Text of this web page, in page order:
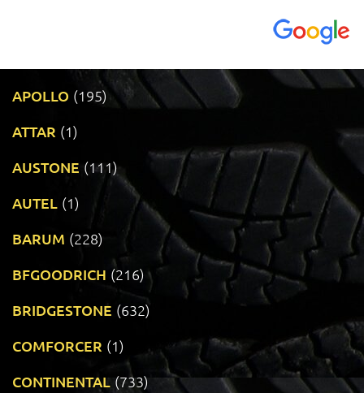
APOLLO (195)
ATTAR (1)
AUSTONE (111)
AUTEL (1)
BARUM (228)
BFGOODRICH (216)
BRIDGESTONE (632)
COMFORCER (1)
CONTINENTAL (733)